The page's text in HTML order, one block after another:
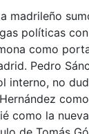
madrileño
políticas
como
Pedro
interno, no
como la